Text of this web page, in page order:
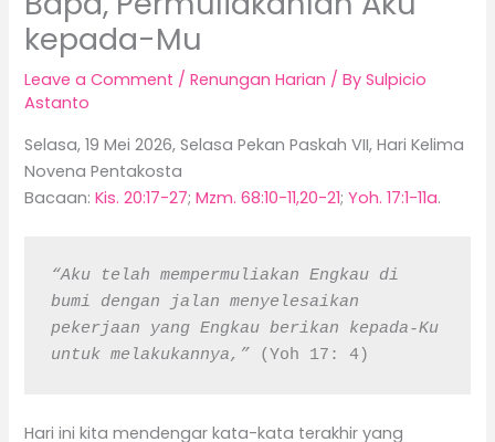
kepada-Mu
Leave a Comment /Renungan Harian / BySulpicio
Astanto
Selasa, 19 Mei 2026, Selasa Pekan Paskah VII, Hari Kelima
Novena Pentakosta
Bacaan:Kis. 20:17-27;Mzm. 68:10-11,20-21;Yoh. 17:1-11a.
“Aku telah mempermuliakan Engkau di
bumi dengan jalan menyelesaikan
pekerjaan yang Engkau berikan kepada-Ku
untuk melakukannya,” (Yoh 17: 4)
Hari ini kita mendengar kata-kata terakhir yang